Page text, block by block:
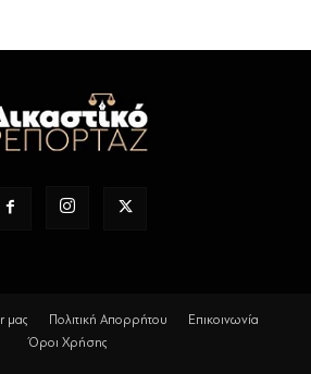
μας Πολιτική Απορρήτου
Επικοινωνία
Όροι Χρήσης